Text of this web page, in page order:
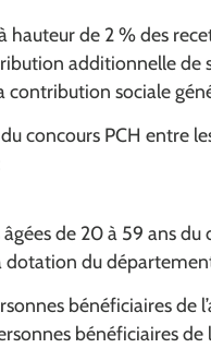
hauteur de 2 % des
additionnelle de
contribution sociale
concours PCH entre
de 20 à 59 ans
dotation du
bénéficiaires de
bénéficiaires